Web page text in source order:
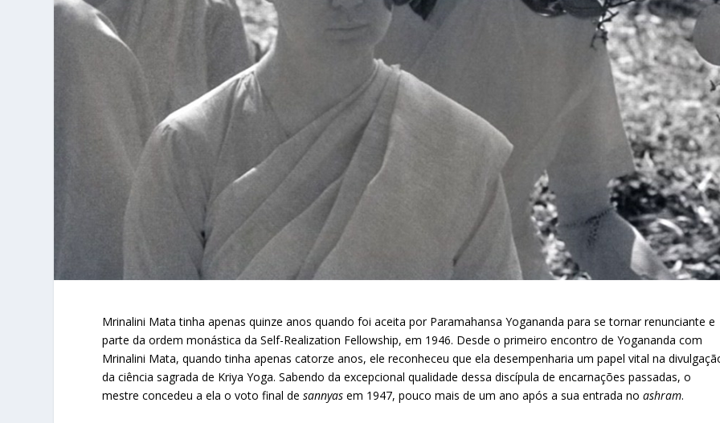
Mrinalini Mata tinha apenas quinze anos quando foi aceita por Paramahansa Yogananda para se tornar renunciante e
parte da ordem monástica da Self-Realization Fellowship, em 1946. Desde o primeiro encontro de Yogananda com
Mrinalini Mata, quando tinha apenas catorze anos, ele reconheceu que ela desempenharia um papel vital na
da ciência sagrada de Kriya Yoga. Sabendo da excepcional qualidade dessa discípula de encarnações passadas, o
mestre concedeu a ela o voto final desannyas em 1947, pouco mais de um ano após a sua entrada noashram.